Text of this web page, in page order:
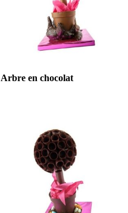
Arbre en chocolat